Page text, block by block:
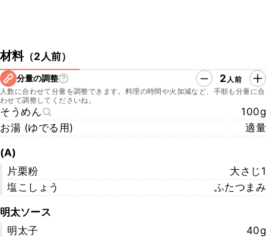
材料（2人前）
分量の調整 2 人前
人数に合わせて分量を調整できます。料理の時間や火加減など、手順も分量に合
わせて調整してくださいね。
そうめん
100g
お湯 (ゆでる用)
適量
(A)
片栗粉
大さじ1
塩こしょう
ふたつまみ
明太ソース
明太子
40g